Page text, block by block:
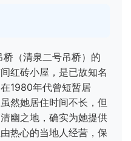
桥（清泉二号吊桥）的
红砖小屋，是已故知名
1980年代曾短暂居
然她居住时间不长，但
幽之地，确实为她提供
热心的当地人经营，保